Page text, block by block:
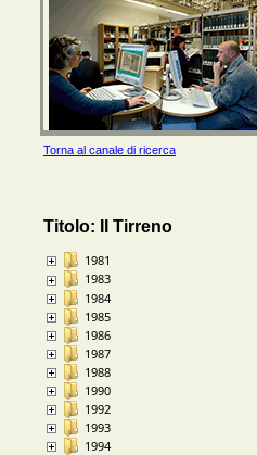
Torna al canale di ricerca
Titolo: Il Tirreno
1981
1983
1984
1985
1986
1987
1988
1990
1992
1993
1994